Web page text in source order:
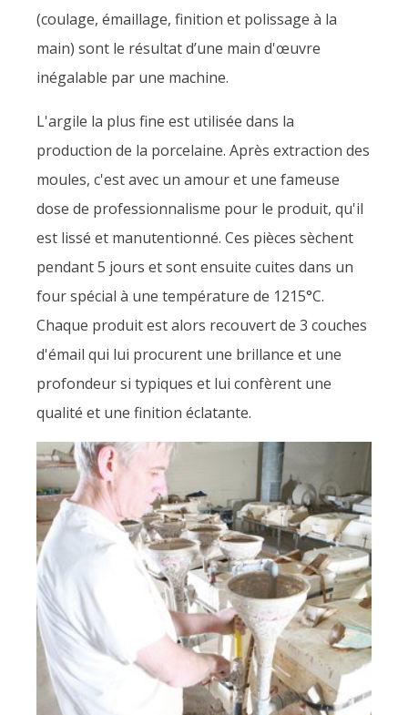
(coulage, émaillage, finition et polissage à la
main) sont le résultat d’une main d'œuvre
inégalable par une machine.
L'argile la plus fine est utilisée dans la
production de la porcelaine. Après extraction des
moules, c'est avec un amour et une fameuse
dose de professionnalisme pour le produit, qu'il
est lissé et manutentionné. Ces pièces sèchent
pendant 5 jours et sont ensuite cuites dans un
four spécial à une température de 1215°C.
Chaque produit est alors recouvert de 3 couches
d'émail qui lui procurent une brillance et une
profondeur si typiques et lui confèrent une
qualité et une finition éclatante.